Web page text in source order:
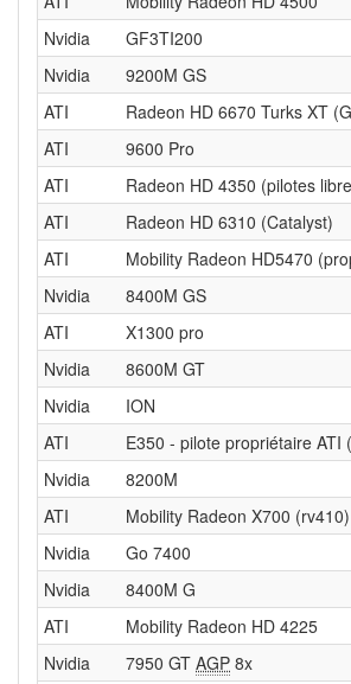
Nvidia
GF3TI200
Nvidia
9200M GS
ATI
Radeon HD 6670 Turks XT
ATI
9600 Pro
ATI
Radeon HD 4350 (pilotes
ATI
Radeon HD 6310 (Catalyst)
ATI
Mobility Radeon HD5470
Nvidia
8400M GS
ATI
X1300 pro
Nvidia
8600M GT
Nvidia
ION
ATI
E350 - pilote propriétaire ATI
Nvidia
8200M
ATI
Mobility Radeon X700 (rv410)
Nvidia
Go 7400
Nvidia
8400M G
ATI
Mobility Radeon HD 4225
Nvidia
7950 GT AGP 8x